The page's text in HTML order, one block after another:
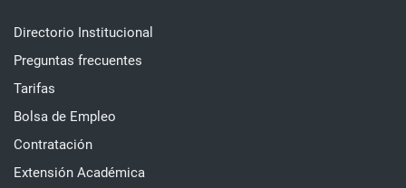
Directorio Institucional
Preguntas frecuentes
Tarifas
Bolsa de Empleo
Contratación
Extensión Académica